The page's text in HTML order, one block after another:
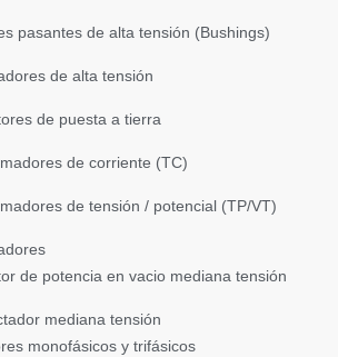
pasantes de alta tensión (Bushings)
de alta tensión
de puesta a tierra
de corriente (TC)
de tensión / potencial (TP/VT)
de potencia en vacio mediana tensión
mediana tensión
monofásicos y trifásicos